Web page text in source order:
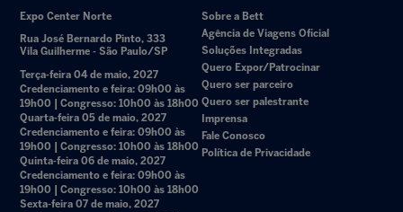
Expo Center Norte
Rua José Bernardo Pinto, 333
Vila Guilherme - São Paulo/SP
Terça-feira 04 de maio, 2027
Credenciamento e feira: 09h00 às
19h00 | Congresso: 10h00 às 18h00
Quarta-feira 05 de maio, 2027
Credenciamento e feira: 09h00 às
19h00 | Congresso: 10h00 às 18h00
Quinta-feira 06 de maio, 2027
Credenciamento e feira: 09h00 às
19h00 | Congresso: 10h00 às 18h00
Sexta-feira 07 de maio, 2027
Sobre a Bett
Agência de Viagens Oficial
Soluções Integradas
Quero Expor/Patrocinar
Quero ser parceiro
Quero ser palestrante
Imprensa
Fale Conosco
Política de Privacidade